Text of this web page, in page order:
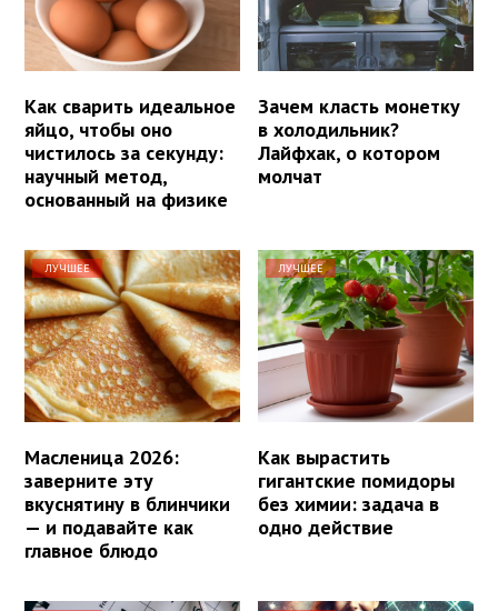
Как сварить идеальное
яйцо, чтобы оно
чистилось за секунду:
научный метод,
основанный на физике
Зачем класть монетку
в холодильник?
Лайфхак, о котором
молчат
ЛУЧШЕЕ
Масленица 2026:
заверните эту
вкуснятину в блинчики
— и подавайте как
главное блюдо
ЛУЧШЕЕ
Как вырастить
гигантские помидоры
без химии: задача в
одно действие